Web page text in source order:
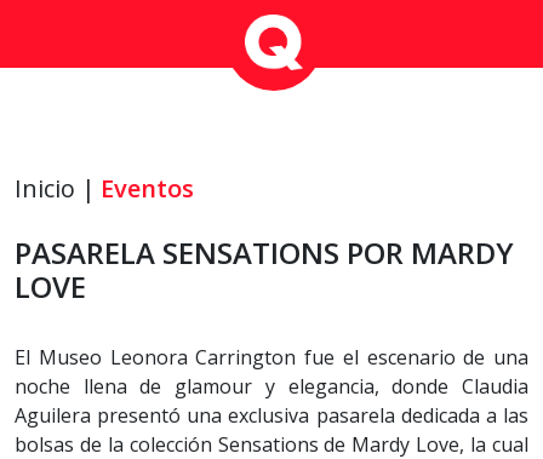
Inicio | Eventos
PASARELA SENSATIONS POR MARDY
LOVE
El Museo Leonora Carrington fue el escenario de una
noche llena de glamour y elegancia, donde Claudia
Aguilera presentó una exclusiva pasarela dedicada a las
bolsas de la colección Sensations de Mardy Love, la cual